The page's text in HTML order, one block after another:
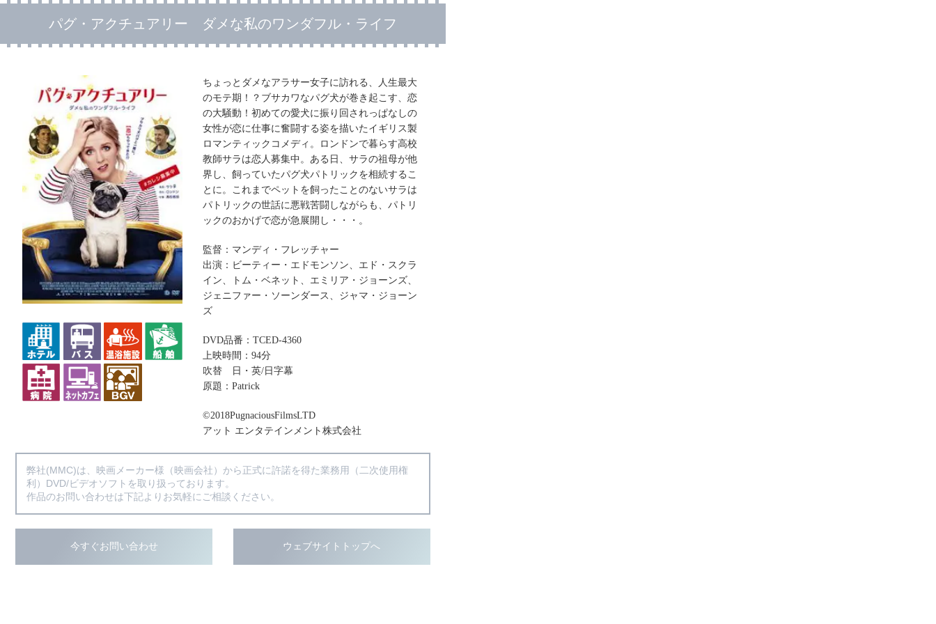
パグ・アクチュアリー ダメな私のワンダフル・ライフ
ちょっとダメなアラサー女子に訪れる、人生最大
のモテ期！？ブサカワなパグ犬が巻き起こす、恋
の大騒動！初めての愛犬に振り回されっぱなしの
女性が恋に仕事に奮闘する姿を描いたイギリス製
ロマンティックコメディ。ロンドンで暮らす高校
教師サラは恋人募集中。ある日、サラの祖母が他
界し、飼っていたパグ犬パトリックを相続するこ
とに。これまでペットを飼ったことのないサラは
パトリックの世話に悪戦苦闘しながらも、パトリ
ックのおかげで恋が急展開し・・・。
監督：マンディ・フレッチャー
出演：ビーティー・エドモンソン、エド・スクラ
イン、トム・ベネット、エミリア・ジョーンズ、
ジェニファー・ソーンダース、ジャマ・ジョーン
ズ
DVD品番：TCED-4360
上映時間：94分
吹替 日・英/日字幕
原題：Patrick
©2018PugnaciousFilmsLTD
アット エンタテインメント株式会社
弊社(MMC)は、映画メーカー様（映画会社）から正式に許諾を得た業務用（二次使用権
利）DVD/ビデオソフトを取り扱っております。
作品のお問い合わせは下記よりお気軽にご相談ください。
今すぐお問い合わせ ウェブサイトトップへ